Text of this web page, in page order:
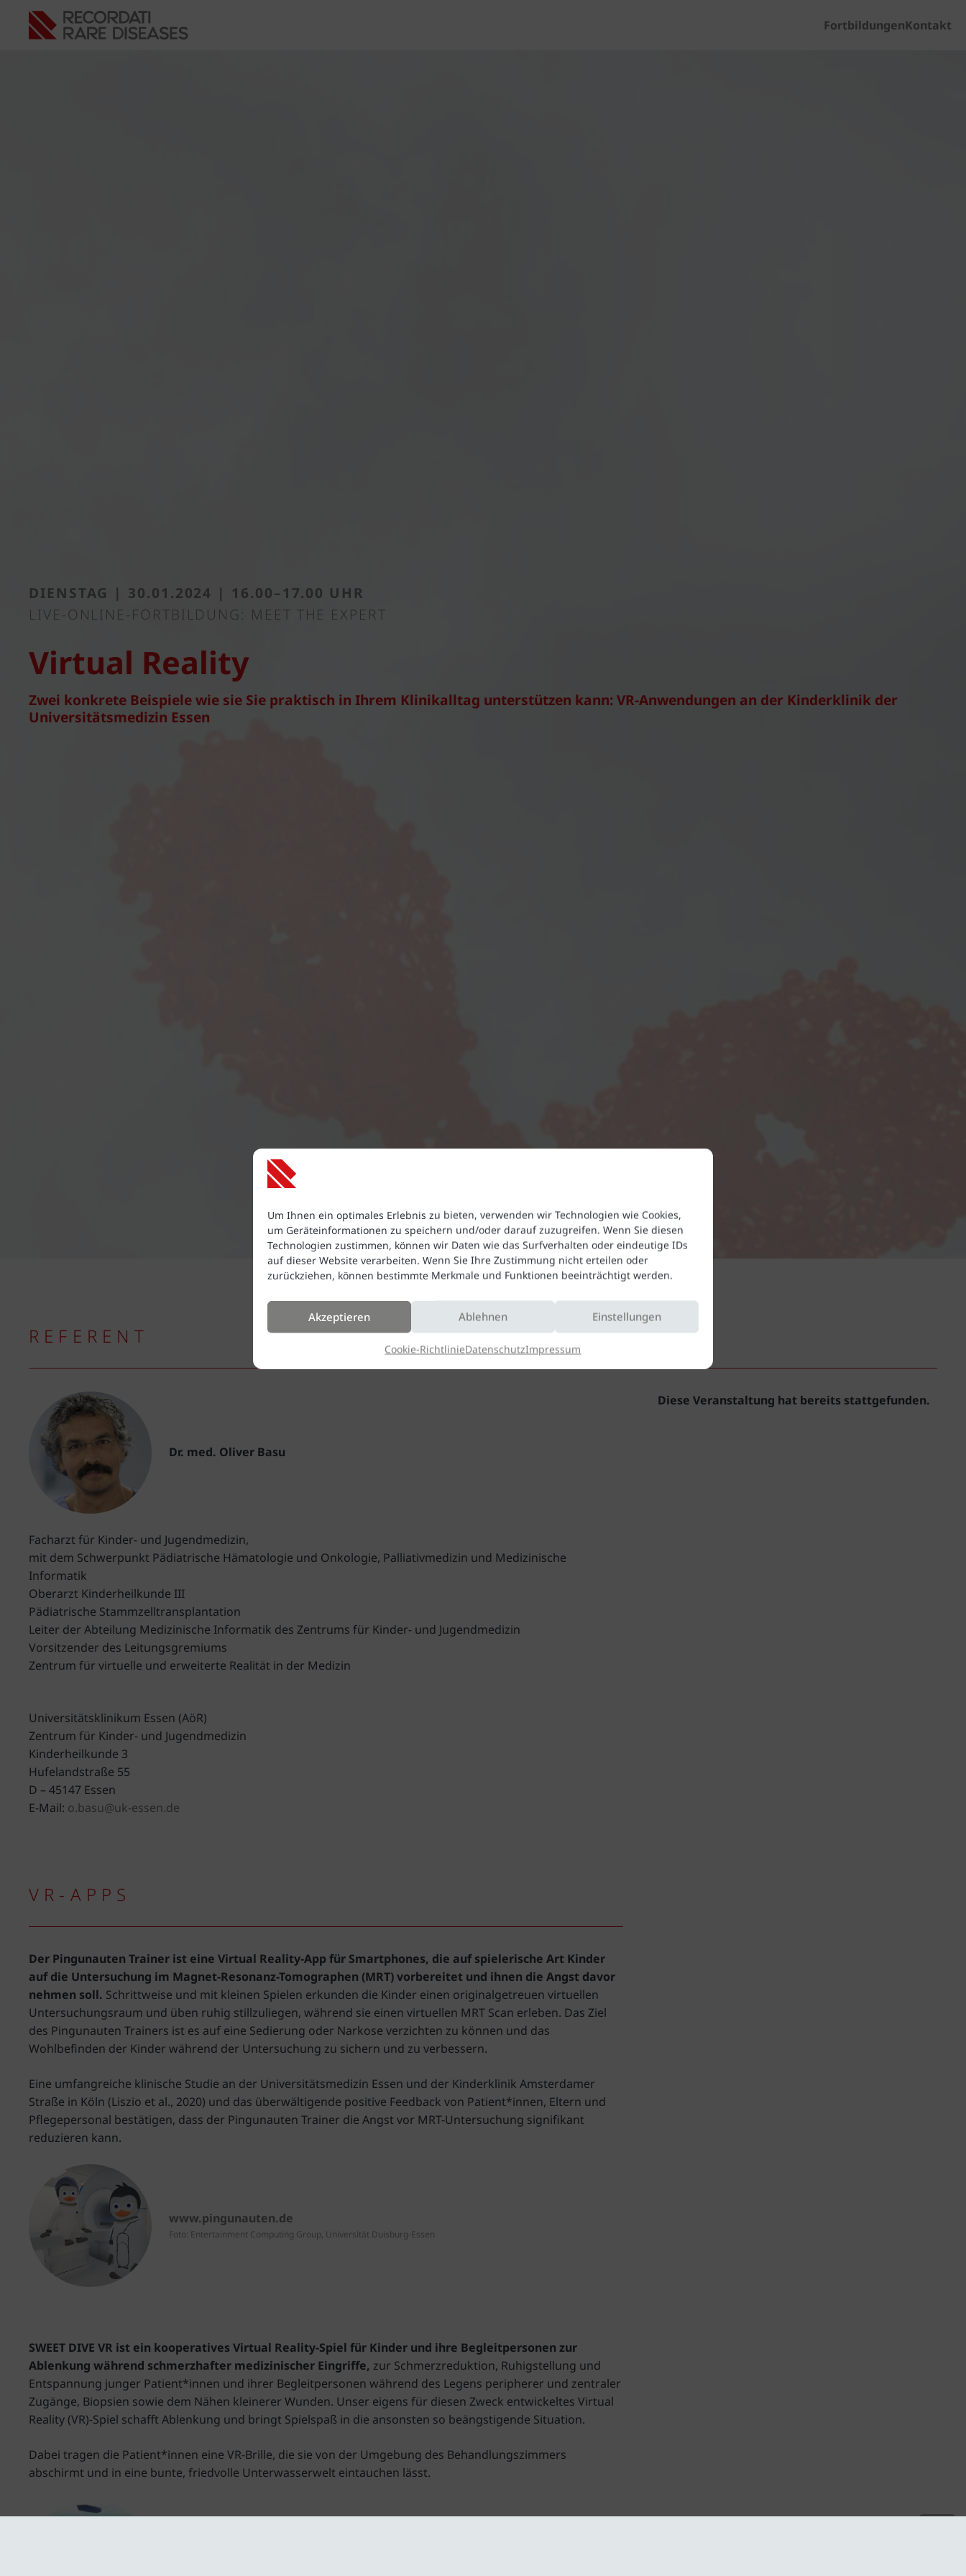
Um Ihnen ein optimales Erlebnis zu bieten, verwenden wir Technologien wie Cookies,
um Geräteinformationen zu speichern und/oder darauf zuzugreifen. Wenn Sie diesen
Technologien zustimmen, können wir Daten wie das Surfverhalten oder eindeutige IDs
auf dieser Website verarbeiten. Wenn Sie Ihre Zustimmung nicht erteilen oder
zurückziehen, können bestimmte Merkmale und Funktionen beeinträchtigt werden.
Akzeptieren Ablehnen Einstellungen
Cookie-RichtlinieDatenschutzImpressum
FortbildungenKontakt
DIENSTAG | 30.01.2024 | 16.00–17.00 UHR
LIVE-ONLINE-FORTBILDUNG: MEET THE EXPERT
Virtual Reality
Zwei konkrete Beispiele wie sie Sie praktisch in Ihrem Klinikalltag unterstützen kann: VR-Anwendungen an der Kinderklinik der
Universitätsmedizin Essen
REFERENT
Dr. med. Oliver Basu
Facharzt für Kinder- und Jugendmedizin,
mit dem Schwerpunkt Pädiatrische Hämatologie und Onkologie, Palliativmedizin und Medizinische
Informatik
Oberarzt Kinderheilkunde III
Pädiatrische Stammzelltransplantation
Leiter der Abteilung Medizinische Informatik des Zentrums für Kinder- und Jugendmedizin
Vorsitzender des Leitungsgremiums
Zentrum für virtuelle und erweiterte Realität in der Medizin
Universitätsklinikum Essen (AöR)
Zentrum für Kinder- und Jugendmedizin
Kinderheilkunde 3
Hufelandstraße 55
D – 45147 Essen
E-Mail: o.basu@uk-essen.de
VR-APPS
Der Pingunauten Trainer ist eine Virtual Reality-App für Smartphones, die auf spielerische Art Kinder
auf die Untersuchung im Magnet-Resonanz-Tomographen (MRT) vorbereitet und ihnen die Angst davor
nehmen soll. Schrittweise und mit kleinen Spielen erkunden die Kinder einen originalgetreuen virtuellen
Untersuchungsraum und üben ruhig stillzuliegen, während sie einen virtuellen MRT Scan erleben. Das Ziel
des Pingunauten Trainers ist es auf eine Sedierung oder Narkose verzichten zu können und das
Wohlbefinden der Kinder während der Untersuchung zu sichern und zu verbessern.
Eine umfangreiche klinische Studie an der Universitätsmedizin Essen und der Kinderklinik Amsterdamer
Straße in Köln (Liszio et al., 2020) und das überwältigende positive Feedback von Patient*innen, Eltern und
Pflegepersonal bestätigen, dass der Pingunauten Trainer die Angst vor MRT-Untersuchung signifikant
reduzieren kann.
www.pingunauten.de
Foto: Entertainment Computing Group, Universität Duisburg-Essen
SWEET DIVE VR ist ein kooperatives Virtual Reality-Spiel für Kinder und ihre Begleitpersonen zur
Ablenkung während schmerzhafter medizinischer Eingriffe, zur Schmerzreduktion, Ruhigstellung und
Entspannung junger Patient*innen und ihrer Begleitpersonen während des Legens peripherer und zentraler
Zugänge, Biopsien sowie dem Nähen kleinerer Wunden. Unser eigens für diesen Zweck entwickeltes Virtual
Reality (VR)-Spiel schafft Ablenkung und bringt Spielspaß in die ansonsten so beängstigende Situation.
Dabei tragen die Patient*innen eine VR-Brille, die sie von der Umgebung des Behandlungszimmers
abschirmt und in eine bunte, friedvolle Unterwasserwelt eintauchen lässt.
INFO
Diese Veranstaltung hat bereits stattgefunden.